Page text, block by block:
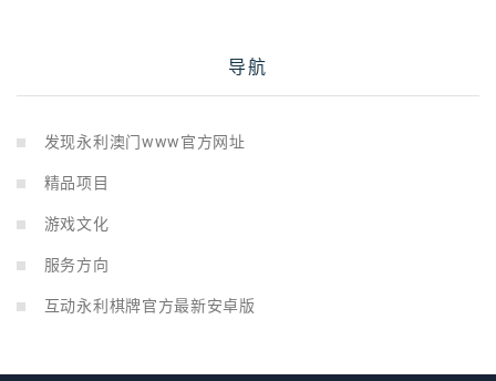
导航
发现永利澳门www官方网址
精品项目
游戏文化
服务方向
互动永利棋牌官方最新安卓版